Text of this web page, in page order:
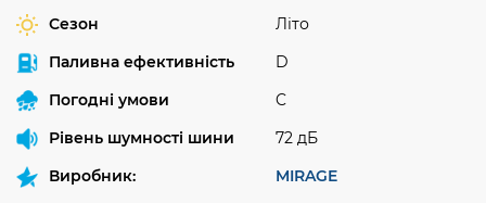
Сезон
Літо
Паливна ефективність
D
Погодні умови
C
Рівень шумності шини
72 дБ
Виробник:
MIRAGE